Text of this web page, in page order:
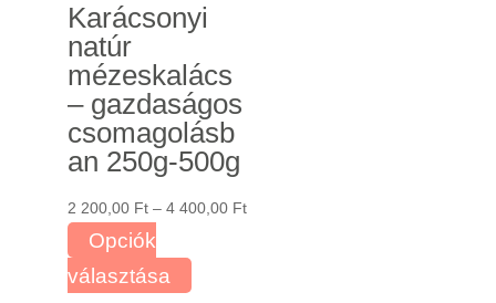
Karácsonyi
natúr
mézeskalács
– gazdaságos
csomagolásb
an 250g-500g
2 200,00 Ft – 4 400,00 FtÁrtartomány:
Opciók
választása